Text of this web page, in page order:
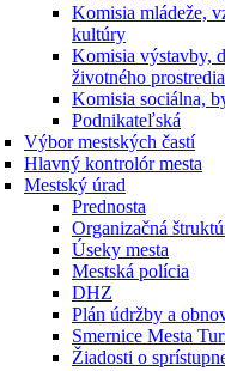
Komisia mládeže,
kultúry
Komisia výstavby,
životného prostredia
Komisia sociálna,
Podnikateľská
Výbor mestských častí
Hlavný kontrolór mesta
Mestský úrad
Prednosta
Organizačná
Úseky mesta
Mestská polícia
DHZ
Plán údržby a
Smernice Mesta
Žiadosti o